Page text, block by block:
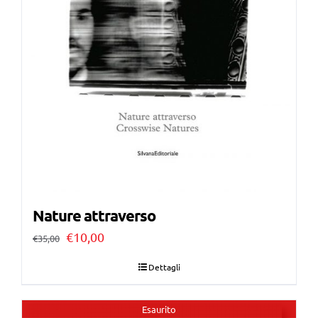
Nature attraverso
€35,00 Il
era:
€10,00Il
prezzo
è:
Dettagli
Esaurito